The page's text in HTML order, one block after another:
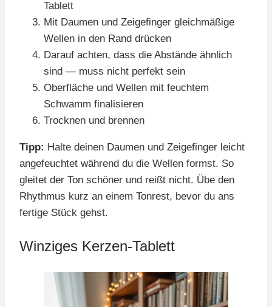
Tablett
Mit Daumen und Zeigefinger gleichmäßige
Wellen in den Rand drücken
Darauf achten, dass die Abstände ähnlich
sind — muss nicht perfekt sein
Oberfläche und Wellen mit feuchtem
Schwamm finalisieren
Trocknen und brennen
Tipp: Halte deinen Daumen und Zeigefinger leicht
angefeuchtet während du die Wellen formst. So
gleitet der Ton schöner und reißt nicht. Übe den
Rhythmus kurz an einem Tonrest, bevor du ans
fertige Stück gehst.
Winziges Kerzen-Tablett